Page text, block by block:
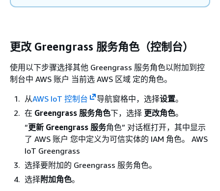
更改 Greengrass 服务角色（控制台）
使用以下步骤选择其他 Greengrass 服务角色以附加到控
制台中 AWS 账户 当前选 AWS 区域 定的角色。
从AWS IoT 控制台 导航窗格中，选择设置。
在 Greengrass 服务角色下，选择 更改角色。
“更新 Greengrass 服务角色” 对话框打开，其中显示
了 AWS 账户 您中定义为可信实体的 IAM 角色。 AWS
IoT Greengrass
选择要附加的 Greengrass 服务角色。
选择附加角色。